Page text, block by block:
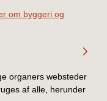
om byggeri og
organers websteder
af alle, herunder